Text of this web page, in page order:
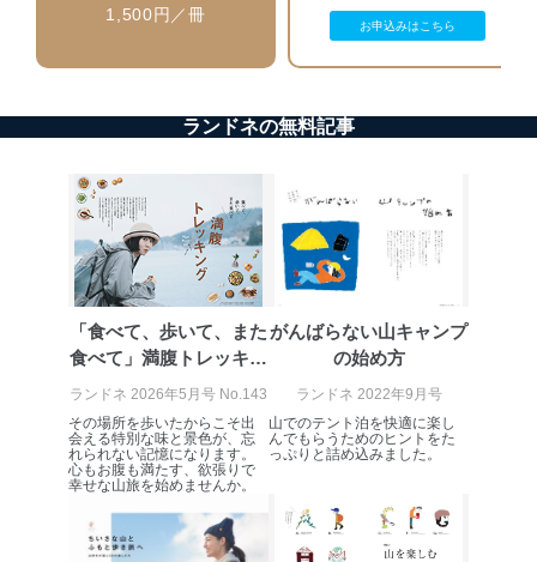
送信する場合に、当該ファイルへのパスワードを
当社は、内部監査及びマネジメントレビューの機会を通
善し、常に最良の状態を維持します。
苦情及び相談受付け窓口
貴殿の個人情報及び当社の個人情報保護マネジメントシ
ステムに関するご相談及び苦情については以下までご連
絡ください。
適切、かつ迅速に対応させていただきます。
係
TEL：0570-200-223
FAX：03-5459-7073
e-mail：cs@fujisan.co.jp
制定：2005年4月1日
株式会社富士山マガジンサービス
1,500円／冊
お申込みはこちら
ランドネの無料記事
「食べて、歩いて、また
食べて」満腹トレッキン
グ旅
ランドネ 2026年5月号 No.143
その場所を歩いたからこそ出
会える特別な味と景色が、忘
れられない記憶になります。
心もお腹も満たす、欲張りで
幸せな山旅を始めませんか。
がんばらない山キャンプ
の始め方
ランドネ 2022年9月号
山でのテント泊を快適に楽し
んでもらうためのヒントをた
っぷりと詰め込みました。